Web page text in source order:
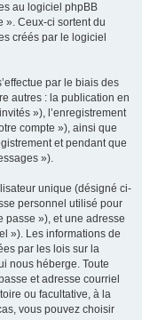
au logiciel phpBB
». Ceux-ci sortent du
créés par le logiciel
par le biais des
autres : la publication en
»), l’enregistrement
compte »), ainsi que
et pendant que
»).
unique (désigné ci-
personnel utilisé pour
passe »), et une adresse
»). Les informations de
par les lois sur la
nous héberge. Toute
et adresse courriel
ou facultative, à la
vous pouvez choisir